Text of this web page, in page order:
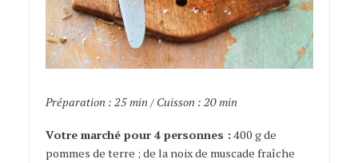
Préparation : 25 min / Cuisson : 20 min
Votre marché pour 4 personnes : 400 g de
pommes de terre ; de la noix de muscade fraîche